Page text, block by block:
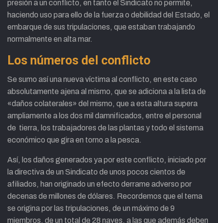
presión a un conflicto, en tanto el Sindicato no permite,
haciendo uso para ello de la fuerza o debilidad del Estado, el
embarque de sus tripulaciones, que estaban trabajando
normalmente en alta mar.
Los números del conflicto
Se sumo así una nueva víctima al conflicto, en este caso
absolutamente ajena al mismo, que se adiciona a la lista de
«daños colaterales» del mismo, que a esta altura supera
ampliamente a los dos mil damnificados, entre el personal
de tierra, los trabajadores de las plantas y todo el sistema
económico que gira en torno a la pesca.
Así, los daños generados ya por este conflicto, iniciado por
la directiva de un Sindicato de unos pocos cientos de
afiliados, han originado un efecto derrame adverso por
decenas de millones de dólares. Recordemos que el tema
se origina por las tripulaciones, de un máximo de 9
miembros, de un total de 28 naves, a las que además deben